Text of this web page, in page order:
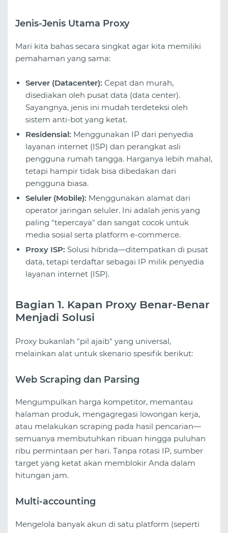
Jenis-Jenis Utama Proxy
Mari kita bahas secara singkat agar kita memiliki
pemahaman yang sama:
Server (Datacenter): Cepat dan murah,
disediakan oleh pusat data (data center).
Sayangnya, jenis ini mudah terdeteksi oleh
sistem anti-bot yang ketat.
Residensial: Menggunakan IP dari penyedia
layanan internet (ISP) dan perangkat asli
pengguna rumah tangga. Harganya lebih mahal,
tetapi hampir tidak bisa dibedakan dari
pengguna biasa.
Seluler (Mobile): Menggunakan alamat dari
operator jaringan seluler. Ini adalah jenis yang
paling "tepercaya" dan sangat cocok untuk
media sosial serta platform e-commerce.
Proxy ISP: Solusi hibrida—ditempatkan di pusat
data, tetapi terdaftar sebagai IP milik penyedia
layanan internet (ISP).
Bagian 1. Kapan Proxy Benar-Benar
Menjadi Solusi
Proxy bukanlah "pil ajaib" yang universal,
melainkan alat untuk skenario spesifik berikut:
Web Scraping dan Parsing
Mengumpulkan harga kompetitor, memantau
halaman produk, mengagregasi lowongan kerja,
atau melakukan scraping pada hasil pencarian—
semuanya membutuhkan ribuan hingga puluhan
ribu permintaan per hari. Tanpa rotasi IP, sumber
target yang ketat akan memblokir Anda dalam
hitungan jam.
Multi-accounting
Mengelola banyak akun di satu platform (seperti